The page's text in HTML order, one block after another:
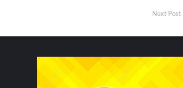
Next Post